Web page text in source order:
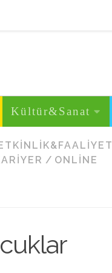
Kültür&Sanat
/ ONLINE